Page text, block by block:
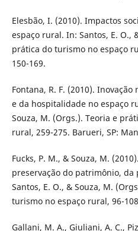
Elesbão, I. (2010). Impactos
espaço rural. In: Santos, E. O.,
prática do turismo no espaço
150-169.
Fontana, R. F. (2010).
e da hospitalidade no espaço
Souza, M. (Orgs.). Teoria e
rural, 259-275. Barueri, SP:
Fucks, P. M., & Souza, M.
preservação do patrimônio,
Santos, E. O., & Souza, M.
turismo no espaço rural, 96-
Gallani, M. A., Giuliani, A. C.,